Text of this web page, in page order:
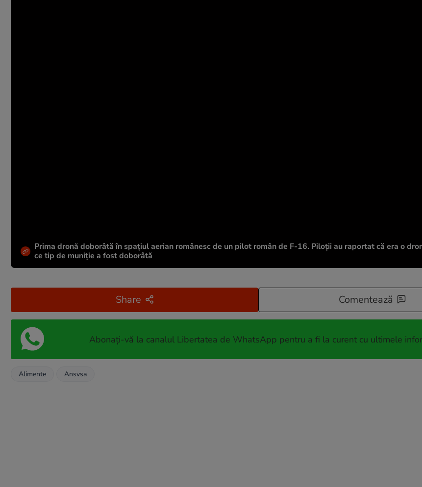
Prima dronă doborâtă în spațiul aerian românesc de un pilot român de F-16. Piloții au raportat că era o
ce tip de muniție a fost doborâtă
Share Comentează
Abonați-vă la canalul Libertatea de WhatsApp pentru a fi la curent cu ultimele
Alimente Ansvsa